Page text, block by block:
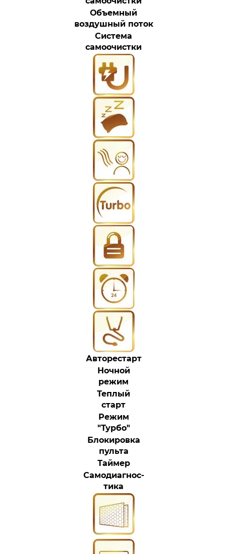
Объемный
воздушный поток
Система
самоочистки
Авторестарт
Ночной
режим
Теплый
старт
Режим
"Турбо"
Блокировка
пульта
Таймер
Самодиагнос-
тика